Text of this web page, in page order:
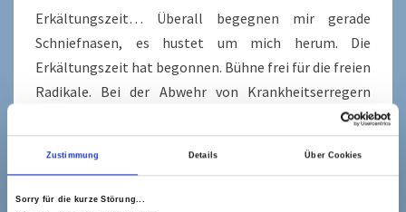
Zustimmung Details Über Cookies
Sorry für die kurze Störung...
Erkältungszeit… Überall begegnen mir gerade
Schniefnasen, es hustet um mich herum. Die
Erkältungszeit hat begonnen. Bühne frei für die freien
Radikale. Bei der Abwehr von Krankheitserregern
produziert unser Körper selber freie Radikale, da diese
in der Lage sind, aggressive Bakterien oder Viren
gezielt anzugreifen und zu zerstören sowie akute